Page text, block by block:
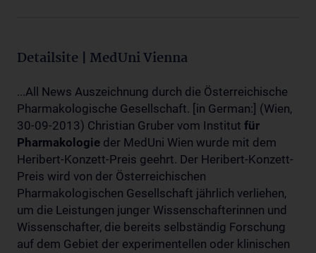
Detailsite | MedUni Vienna
...All News Auszeichnung durch die Österreichische
Pharmakologische Gesellschaft. [in German:] (Wien,
30-09-2013) Christian Gruber vom Institut für
Pharmakologie der MedUni Wien wurde mit dem
Heribert-Konzett-Preis geehrt. Der Heribert-Konzett-
Preis wird von der Österreichischen
Pharmakologischen Gesellschaft jährlich verliehen,
um die Leistungen junger Wissenschafterinnen und
Wissenschafter, die bereits selbständig Forschung
auf dem Gebiet der experimentellen oder klinischen